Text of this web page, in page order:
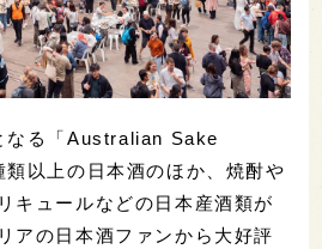
なる「Australian Sake
以上の日本酒のほか、焼酎や
キュールなどの日本産酒類が
アの日本酒ファンから大好評